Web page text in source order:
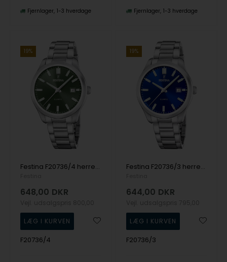
Fjernlager 1-3 hverdage Fjernlager 1-3 hverdage
19%
Festina F20736/4 herreur 42mm 5ATM
648,00 DKR
F20736/4
19%
Festina F20736/3 herreur 42mm 5ATM
644,00 DKR
F20736/3